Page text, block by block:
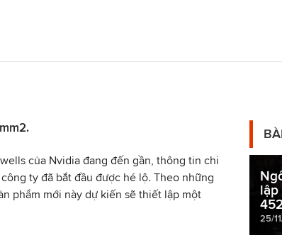
của Nvidia đang đến gần, thông tin chi
ty đã bắt đầu được hé lộ. Theo những
phẩm mới này dự kiến sẽ thiết lập một
lập
25/